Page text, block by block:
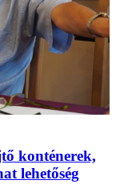
konténerek,
lehetőség